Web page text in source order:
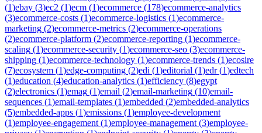
(1)ebay (3)ec2 (1)ecm (1)ecommerce (178)ecommerce-analytics
(3)ecommerce-costs (1)ecommerce-logistics (1)ecommerce-
marketing (2)ecommerce-metrics (2)ecommerce-operations
(2)ecommerce-platform (2)ecommerce-reporting (1)ecommerce-
scaling (1)ecommerce-security (1)ecommerce-seo (3)ecommerce-
shipping (1)ecommerce-technology (1)ecommerce-trends (1)ecosire
(7)ecosystem (1)edge-computing (2)edi (1)editorial (1)edr(1)edtech
(1)education (4)education-analytics (1)efficiency (8)egypt
(2)electronics (1)emag (1)email (2)email-marketing (10)email-
sequences (1)email-templates (1)embedded (2)embedded-analytics
(5)embedded-apps (1)emissions (1)employee-development
(1)employee-engagement (1)employee-management (3)employee-